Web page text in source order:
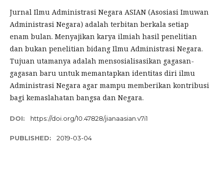
Jurnal Ilmu Administrasi Negara ASIAN (Asosiasi Imuwan
Administrasi Negara) adalah terbitan berkala setiap
enam bulan. Menyajikan karya ilmiah hasil penelitian
dan bukan penelitian bidang Ilmu Administrasi Negara.
Tujuan utamanya adalah mensosialisasikan gagasan-
gagasan baru untuk memantapkan identitas diri ilmu
Administrasi Negara agar mampu memberikan kontribusi
bagi kemaslahatan bangsa dan Negara.
DOI: https://doi.org/10.47828/jianaasian.v7i1
PUBLISHED: 2019-03-04